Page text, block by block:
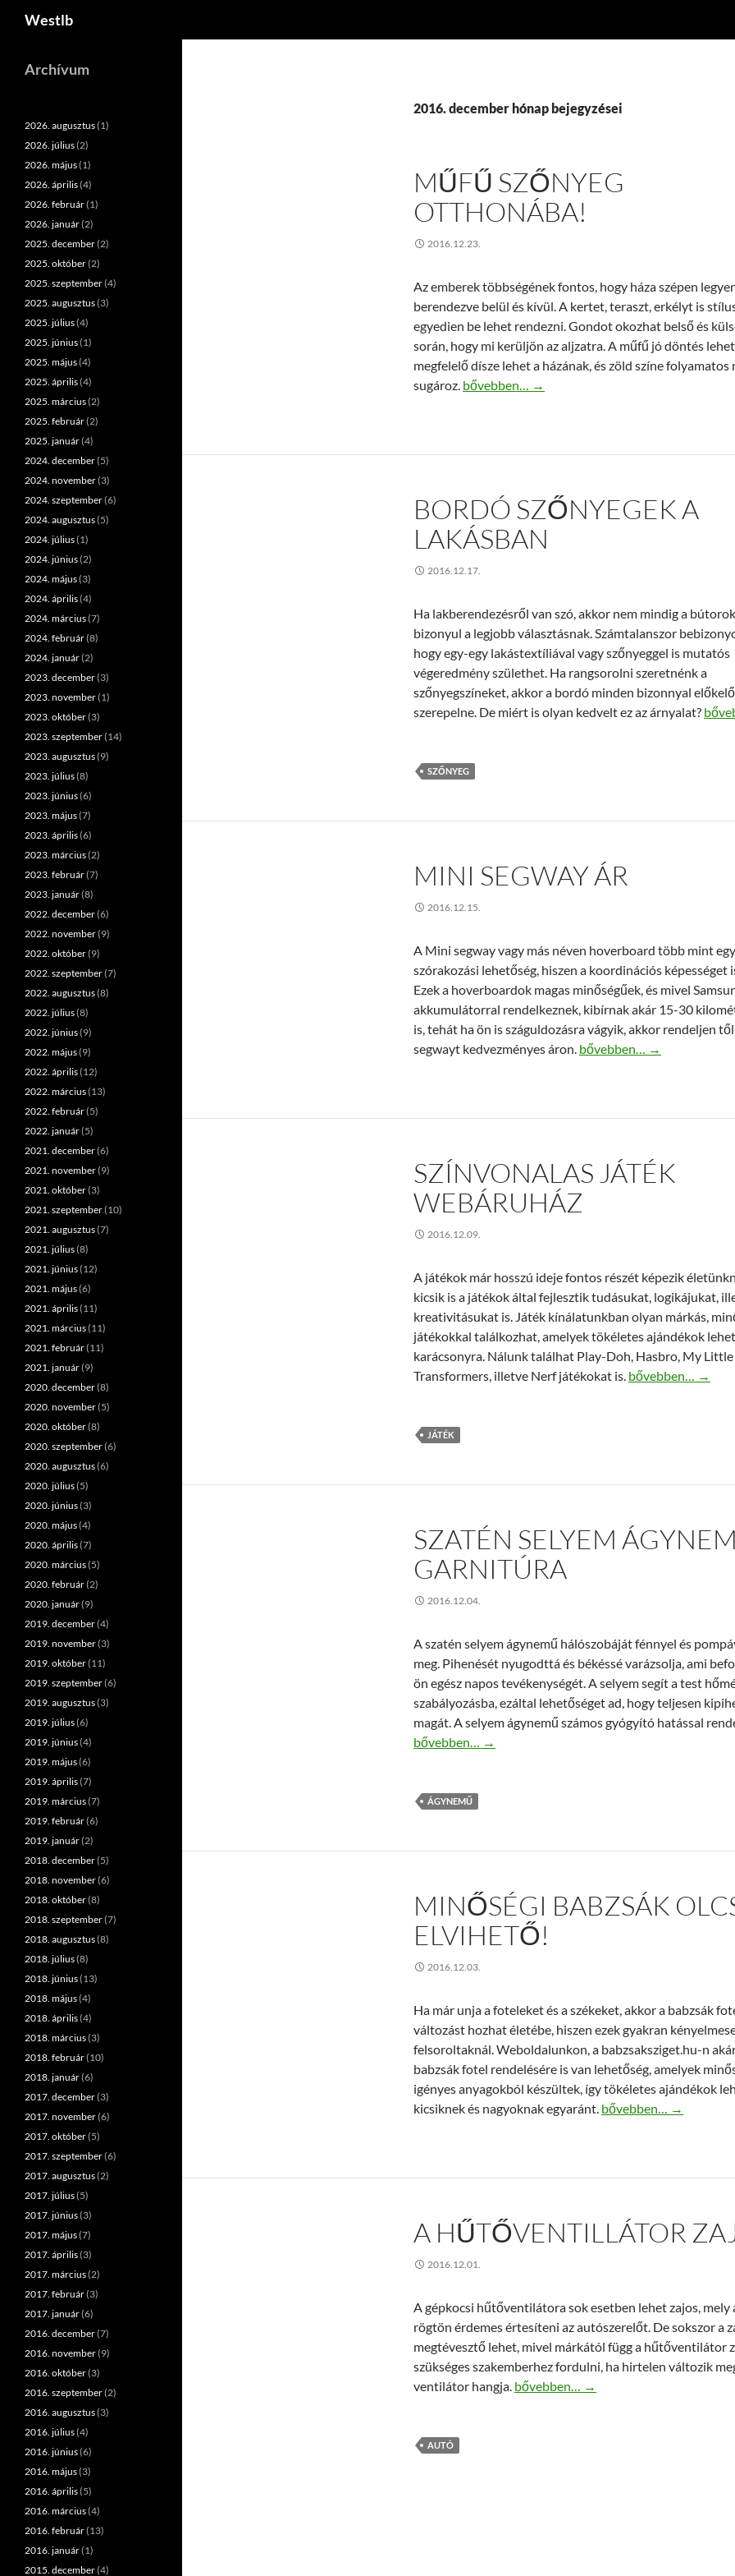
Westlb
2016. december hónap bejegyzései
MŰFŰ SZŐNYEG
OTTHONÁBA!
2016.12.23.
Az emberek többségének fontos, hogy háza szépen
berendezve belül és kívül. A kertet, teraszt, erkélyt is
egyedien be lehet rendezni. Gondot okozhat belső és
során, hogy mi kerüljön az aljzatra. A műfű jó döntés
megfelelő dísze lehet a házának, és zöld színe
sugároz. Műfű szőnyeg otthonába!
bővebben… →
BORDÓ SZŐNYEGEK A
LAKÁSBAN
2016.12.17.
Ha lakberendezésről van szó, akkor nem mindig a
bizonyul a legjobb választásnak. Számtalanszor
hogy egy-egy lakástextíliával vagy szőnyeggel is mutatós
végeredmény születhet. Ha rangsorolni szeretnénk a
szőnyegszíneket, akkor a bordó minden bizonnyal
szerepelne. De miért is olyan kedvelt ez az árnyalat?
SZŐNYEG
MINI SEGWAY ÁR
2016.12.15.
A Mini segway vagy más néven hoverboard több mint
szórakozási lehetőség, hiszen a koordinációs képességet
Ezek a hoverboardok magas minőségűek, és mivel
akkumulátorral rendelkeznek, kibírnak akár 15-30
is, tehát ha ön is száguldozásra vágyik, akkor rendeljen
segwayt kedvezményes áron. Mini segway ár
bővebben… →
SZÍNVONALAS JÁTÉK
WEBÁRUHÁZ
2016.12.09.
A játékok már hosszú ideje fontos részét képezik
kicsik is a játékok által fejlesztik tudásukat, logikájukat,
kreativitásukat is. Játék kínálatunkban olyan márkás,
játékokkal találkozhat, amelyek tökéletes ajándékok
karácsonyra. Nálunk találhat Play-Doh, Hasbro, My Little
Transformers, illetve Nerf játékokat is. Színvonalas játék
bővebben… →
JÁTÉK
SZATÉN SELYEM
GARNITÚRA
2016.12.04.
A szatén selyem ágynemű hálószobáját fénnyel és
meg. Pihenését nyugodttá és békéssé varázsolja, ami
ön egész napos tevékenységét. A selyem segít a test
szabályozásba, ezáltal lehetőséget ad, hogy teljesen
magát. A selyem ágynemű számos gyógyító hatással
Szatén selyem ágynemű garnitúra
bővebben… →
ÁGYNEMŰ
MINŐSÉGI BABZSÁK
ELVIHETŐ!
2016.12.03.
Ha már unja a foteleket és a székeket, akkor a babzsák
változást hozhat életébe, hiszen ezek gyakran
felsoroltaknál. Weboldalunkon, a babzsaksziget.hu-n
babzsák fotel rendelésére is van lehetőség, amelyek
igényes anyagokból készültek, így tökéletes ajándékok
kicsiknek és nagyoknak egyaránt. Minőségi babzsák
bővebben… →
A HŰTŐVENTILLÁTOR
2016.12.01.
A gépkocsi hűtőventilátora sok esetben lehet zajos, mely
rögtön érdemes értesíteni az autószerelőt. De sokszor a
megtévesztő lehet, mivel márkától függ a hűtőventilátor
szükséges szakemberhez fordulni, ha hirtelen változik
ventilátor hangja. A hűtőventillátor zajos?
bővebben… →
AUTÓ
Archívum
2026. augusztus(1)
2026. július(2)
2026. május(1)
2026. április(4)
2026. február(1)
2026. január(2)
2025. december(2)
2025. október(2)
2025. szeptember(4)
2025. augusztus(3)
2025. július(4)
2025. június(1)
2025. május(4)
2025. április(4)
2025. március(2)
2025. február(2)
2025. január(4)
2024. december(5)
2024. november(3)
2024. szeptember(6)
2024. augusztus(5)
2024. július(1)
2024. június(2)
2024. május(3)
2024. április(4)
2024. március(7)
2024. február(8)
2024. január(2)
2023. december(3)
2023. november(1)
2023. október(3)
2023. szeptember(14)
2023. augusztus(9)
2023. július(8)
2023. június(6)
2023. május(7)
2023. április(6)
2023. március(2)
2023. február(7)
2023. január(8)
2022. december(6)
2022. november(9)
2022. október(9)
2022. szeptember(7)
2022. augusztus(8)
2022. július(8)
2022. június(9)
2022. május(9)
2022. április(12)
2022. március(13)
2022. február(5)
2022. január(5)
2021. december(6)
2021. november(9)
2021. október(3)
2021. szeptember(10)
2021. augusztus(7)
2021. július(8)
2021. június(12)
2021. május(6)
2021. április(11)
2021. március(11)
2021. február(11)
2021. január(9)
2020. december(8)
2020. november(5)
2020. október(8)
2020. szeptember(6)
2020. augusztus(6)
2020. július(5)
2020. június(3)
2020. május(4)
2020. április(7)
2020. március(5)
2020. február(2)
2020. január(9)
2019. december(4)
2019. november(3)
2019. október(11)
2019. szeptember(6)
2019. augusztus(3)
2019. július(6)
2019. június(4)
2019. május(6)
2019. április(7)
2019. március(7)
2019. február(6)
2019. január(2)
2018. december(5)
2018. november(6)
2018. október(8)
2018. szeptember(7)
2018. augusztus(8)
2018. július(8)
2018. június(13)
2018. május(4)
2018. április(4)
2018. március(3)
2018. február(10)
2018. január(6)
2017. december(3)
2017. november(6)
2017. október(5)
2017. szeptember(6)
2017. augusztus(2)
2017. július(5)
2017. június(3)
2017. május(7)
2017. április(3)
2017. március(2)
2017. február(3)
2017. január(6)
2016. december(7)
2016. november(9)
2016. október(3)
2016. szeptember(2)
2016. augusztus(3)
2016. július(4)
2016. június(6)
2016. május(3)
2016. április(5)
2016. március(4)
2016. február(13)
2016. január(1)
2015. december(4)